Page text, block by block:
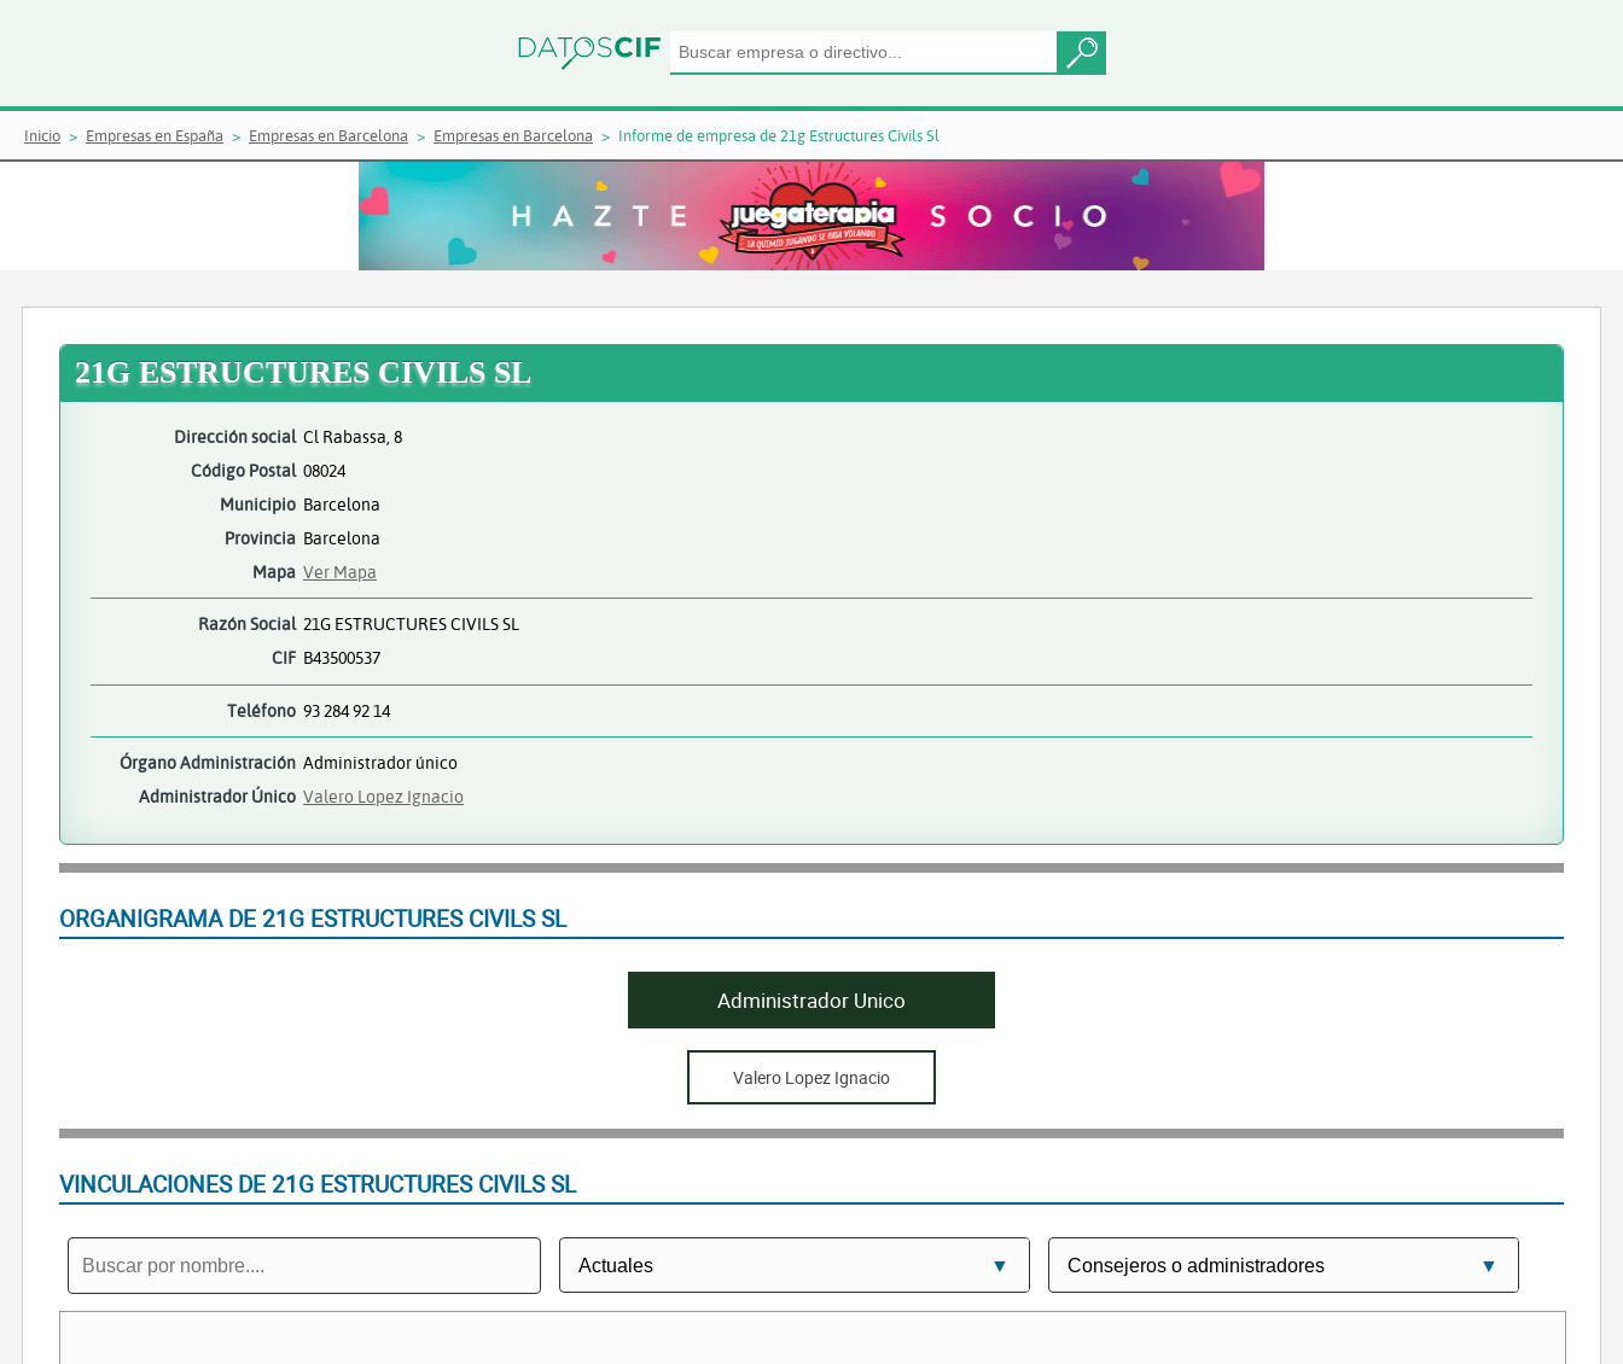
Inicio Empresas en España Empresas en Barcelona Empresas en Barcelona Informe de empresa de 21g Estructures Civils Sl
21G ESTRUCTURES CIVILS SL
Dirección social Cl Rabassa, 8
Código Postal 08024
Municipio Barcelona
Provincia Barcelona
Mapa Ver Mapa
Razón Social 21G ESTRUCTURES CIVILS SL
CIF B43500537
Teléfono 93 284 92 14
Órgano Administración Administrador único
Administrador Único Valero Lopez Ignacio
ORGANIGRAMA DE 21G ESTRUCTURES CIVILS SL
Administrador Unico
Valero Lopez Ignacio
VINCULACIONES DE 21G ESTRUCTURES CIVILS SL